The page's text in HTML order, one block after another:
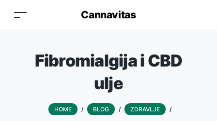
Cannavitas
Fibromialgija i CBD
ulje
HOME / BLOG / ZDRAVLJE /